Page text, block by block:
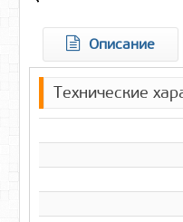
Описание
Технические